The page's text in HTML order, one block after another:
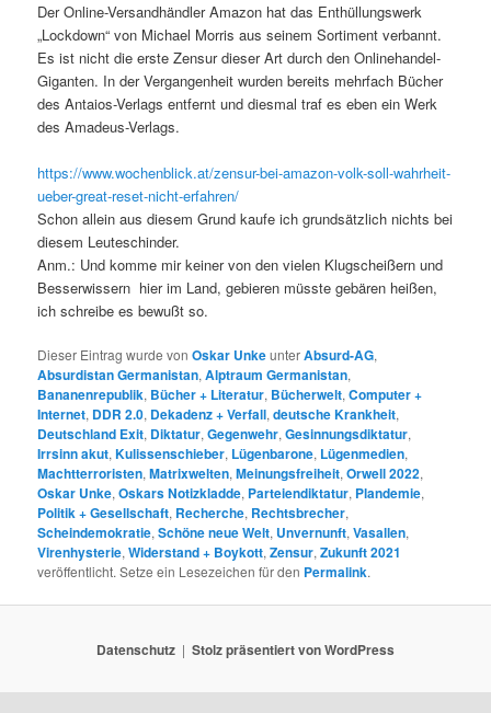
Der Online-Versandhändler Amazon hat das Enthüllungswerk
„Lockdown“ von Michael Morris aus seinem Sortiment verbannt.
Es ist nicht die erste Zensur dieser Art durch den Onlinehandel-
Giganten. In der Vergangenheit wurden bereits mehrfach Bücher
des Antaios-Verlags entfernt und diesmal traf es eben ein Werk
des Amadeus-Verlags.
https://www.wochenblick.at/zensur-bei-amazon-volk-soll-wahrheit-
ueber-great-reset-nicht-erfahren/
Schon allein aus diesem Grund kaufe ich grundsätzlich nichts bei
diesem Leuteschinder.
Anm.: Und komme mir keiner von den vielen Klugscheißern und
Besserwissern hier im Land, gebieren müsste gebären heißen,
ich schreibe es bewußt so.
Dieser Eintrag wurde vonOskar UnkeunterAbsurd-AG,
Absurdistan Germanistan,Alptraum Germanistan,
Bananenrepublik, Bücher + Literatur, Bücherwelt,Computer +
Internet, DDR 2.0, Dekadenz + Verfall,deutsche Krankheit,
Deutschland Exit, Diktatur,Gegenwehr,Gesinnungsdiktatur,
Irrsinn akut,Kulissenschieber, Lügenbarone, Lügenmedien,
Machtterroristen,Matrixwelten,Meinungsfreiheit,Orwell 2022,
Oskar Unke,Oskars Notizkladde, Parteiendiktatur, Plandemie,
Politik + Gesellschaft, Recherche, Rechtsbrecher,
Scheindemokratie,Schöne neue Welt, Unvernunft,Vasallen,
Virenhysterie,Widerstand + Boykott,Zensur,Zukunft 2021
veröffentlicht. Setze ein Lesezeichen für den Permalink.
Datenschutz Stolz präsentiert von WordPress